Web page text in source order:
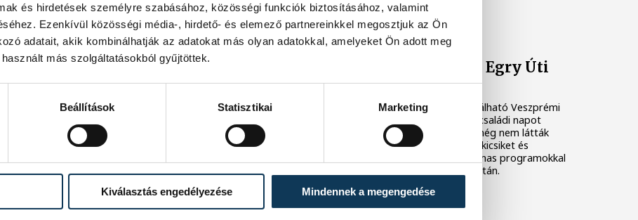
és hirdetések személyre szabásához, közösségi funkciók biztosításához, valamint
Ezenkívül közösségi média-, hirdető- és elemező partnereinkkel megosztjuk az Ön
adatait, akik kombinálhatják az adatokat más olyan adatokkal, amelyeket Ön adott meg
más szolgáltatásokból gyűjtöttek.
Beállítások Statisztikai Marketing
Kiválasztás engedélyezése Mindennek a megengedése
is ecsetet ragadott a délelőtt folyamán.
elvégezte, a koronavírus helyzet
is bevonják a pingálásba. Ott
kerítését, miközben
Bábszínház műsort adott az
Ferenc Baráti kör által felajánlott
EGRY ÚTI ÓVODA
Kéz a kézben az Egry Úti
Óvodában
Az Egyetemvárosban található Veszprémi
Egry Úti Óvodában nyílt családi napot
tartottak azoknak, akik még nem látták
belülről az intézményt. A kicsiket és
nagyokat egyaránt izgalmas programokkal
várták egész péntek délután.
KÖZÉLET